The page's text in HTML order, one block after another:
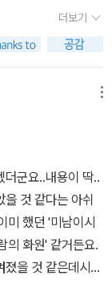
하는 바람에 윤희
아무리 남장을 하
. 더군다나 그녀는
릇하고 있는 것도
도 지방관 관직에
순간 순간이 소중
큼 싫었을 것이
여인이라면 더욱!
시 되돌아 보고,
을 느끼는 그녀는
당연한 것일 수도
럽고 자연스러워서
신에서는 그 인물
그의 숨겨둔 능력
들의 모습을 독자
게 사랑하는지를
가라면 서러울 정
않는 선준,하지만
식이가 남장 여자
이끌어가는 원동
것이다.글을 이끌
과 용하의 대화속
이러다가 드라마
자.김윤희. 방년 1
대기도 빠듯하다.
리한 법. 거벽 자
거 시험에 응시
잘생긴 용모에 다
이 흔들리지만 지
다는 보장도 없으
일인지, 생원시에
것을 명받는데...
만나게 되었던책..
하던 책이다. 이
금녀의 구역인 성
된다는 일명 흥행
기도 힘들정도로
필사일을 하며
해서 과거를 보러
맞이하게 된다.바
에 뛰어난 학식을
게되고 임금의 눈
동거를 하게 되고..
탐미쾌락주의자 구
더보기
더군요..내용이 딱..
것 같다는 아쉬
했던 '미남이시
의 화원' 같거든요.
을 것 같은데시대